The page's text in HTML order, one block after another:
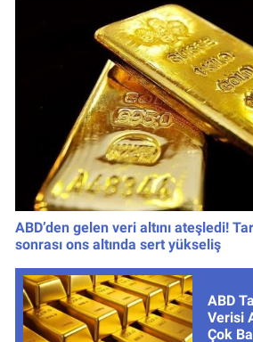
ABD’den gelen veri altını ateşledi!
sonrası ons altında sert yükseliş
ABD
Verisi
Çok